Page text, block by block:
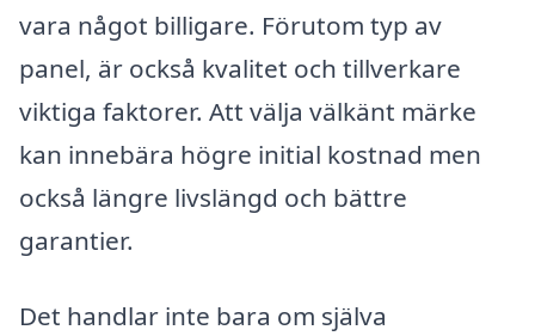
vara något billigare. Förutom typ av
panel, är också kvalitet och tillverkare
viktiga faktorer. Att välja välkänt märke
kan innebära högre initial kostnad men
också längre livslängd och bättre
garantier.
Det handlar inte bara om själva